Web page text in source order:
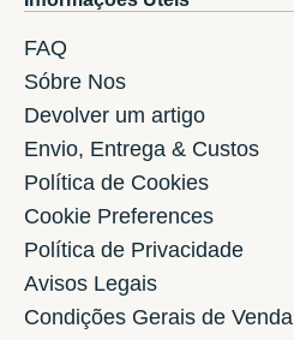
FAQ
Sóbre Nos
Devolver um artigo
Envio, Entrega & Custos
Política de Cookies
Cookie Preferences
Política de Privacidade
Avisos Legais
Condições Gerais de Venda